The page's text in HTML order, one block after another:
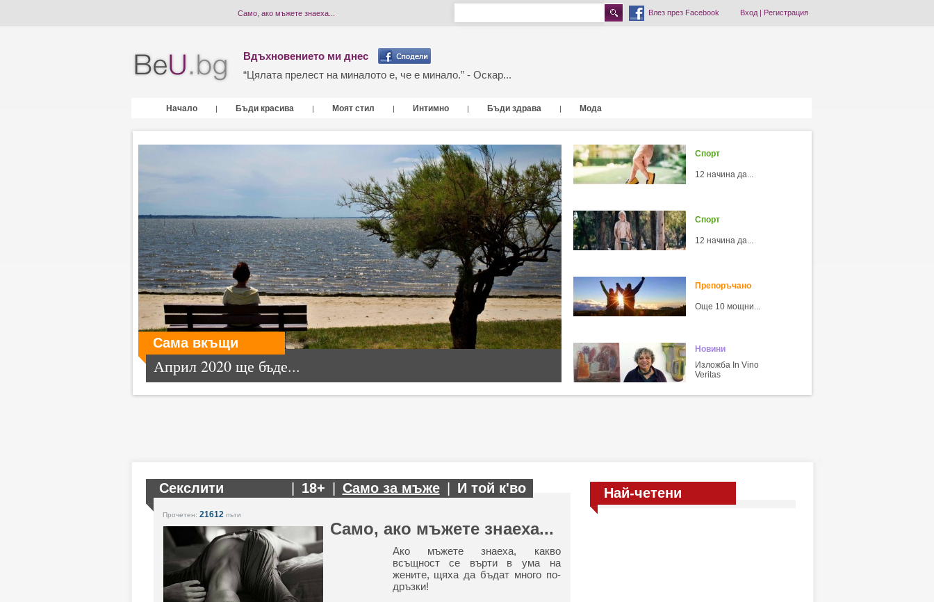
Само, ако мъжете знаеха... Влез през Facebook Вход| Регистрация
Вдъхновението ми днес
“Цялата прелест на миналото е, че е минало.” - Оскар...
Начало | Бъди красива | Моят стил | Интимно | Бъди здрава | Мода
Сама вкъщи
Април 2020 ще бъде...
Спорт
12 начина да...
Спорт
12 начина да...
Препоръчано
Още 10 мощни...
Новини
Изложба In Vino
Veritas
Секслити 18+ Само за мъже И той к'во
Прочетен: 21612 пъти
Само, ако мъжете знаеха...
Ако мъжете знаеха, какво
всъщност се върти в ума на
жените, щяха да бъдат много по-
дръзки!
Най-четени